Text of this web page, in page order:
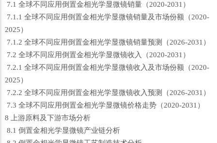
7.1 全球不同应用倒置金相光学显微镜销量（2020-2031）
7.1.1 全球不同应用倒置金相光学显微镜销量及市场份额（2020-
2025）
7.1.2 全球不同应用倒置金相光学显微镜销量预测（2026-2031）
7.2 全球不同应用倒置金相光学显微镜收入（2020-2031）
7.2.1 全球不同应用倒置金相光学显微镜收入及市场份额（2020-
2025）
7.2.2 全球不同应用倒置金相光学显微镜收入预测（2026-2031）
7.3 全球不同应用倒置金相光学显微镜价格走势（2020-2031）
8 上游原料及下游市场分析
8.1 倒置金相光学显微镜产业链分析